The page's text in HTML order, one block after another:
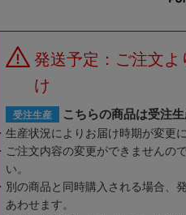
発送予定：ご注文よ
け
受注生産 こちらの商品は受注生
生産状況によりお届け時期が変更
ご注文内容の変更ができませんの
い。
別の商品と同時購入される場合、
あわせます。